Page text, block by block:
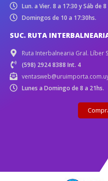
Lun. a Vier. 8 a 17:30 y Sáb de
Domingos de 10 a 17:30hs.
SUC. RUTA
Ruta Interbalnearia Gral. Líber
(598) 2924 8388 Int. 4
Lunes a Domingo de 8 a 21hs.